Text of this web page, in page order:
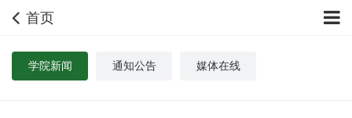
首页
学院新闻 通知公告 媒体在线